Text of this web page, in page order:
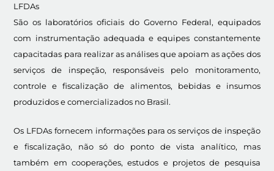
LFDAs
São os laboratórios oficiais do Governo Federal, equipados
com instrumentação adequada e equipes constantemente
capacitadas para realizar as análises que apoiam as ações dos
serviços de inspeção, responsáveis pelo monitoramento,
controle e fiscalização de alimentos, bebidas e insumos
produzidos e comercializados no Brasil.
Os LFDAs fornecem informações para os serviços de inspeção
e fiscalização, não só do ponto de vista analítico, mas
também em cooperações, estudos e projetos de pesquisa